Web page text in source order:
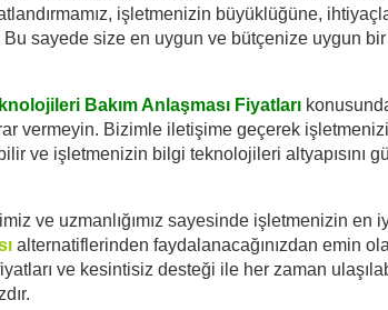
işletmenizin büyüklüğüne,
sayede size en uygun ve bütçenize uygun bir
Bakım Anlaşması Fiyatları
vermeyin. Bizimle iletişime geçerek
ve işletmenizin bilgi teknolojileri altyapısını
ve uzmanlığımız sayesinde işletmenizin en
alternatiflerinden faydalanacağınızdan emin
ve kesintisiz desteği ile her zaman